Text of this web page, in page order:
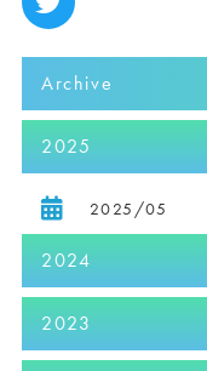
Archive
2025
2025/05
2024
2023